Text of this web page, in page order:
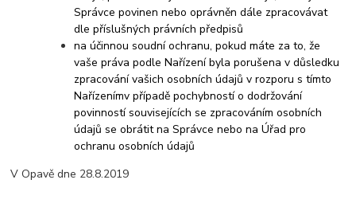
Správce povinen nebo oprávněn dále zpracovávat
dle příslušných právních předpisů
na účinnou soudní ochranu, pokud máte za to, že
vaše práva podle Nařízení byla porušena v důsledku
zpracování vašich osobních údajů v rozporu s tímto
Nařízenímv případě pochybností o dodržování
povinností souvisejících se zpracováním osobních
údajů se obrátit na Správce nebo na Úřad pro
ochranu osobních údajů
V Opavě dne 28.8.2019